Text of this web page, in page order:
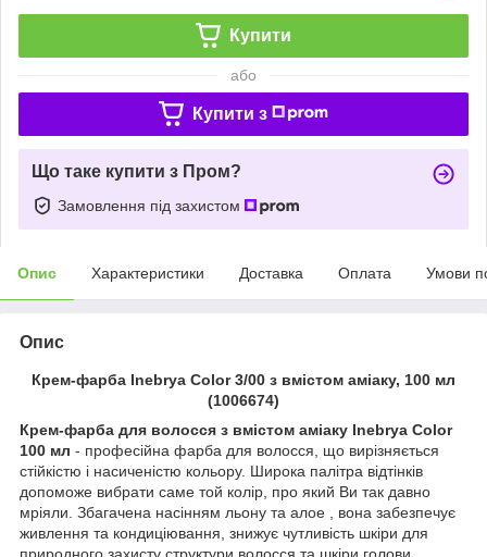
Купити
або
Купити з
Що таке купити з Пром?
Замовлення під захистом
Опис Характеристики Доставка Оплата Умови
Опис
Крем-фарба Inebrya Сolor 3/00 з вмiстом амiаку, 100 мл
(1006674)
Крем-фарба для волосся з вмістом аміаку Inebrya Color
100 мл - професійна фарба для волосся, що вирізняється
стійкістю і насиченістю кольору. Широка палітра відтінків
допоможе вибрати саме той колір, про який Ви так давно
мріяли. Збагачена насінням льону та алое , вона забезпечує
живлення та кондиціювання, знижує чутливість шкіри для
природного захисту структури волосся та шкіри голови.